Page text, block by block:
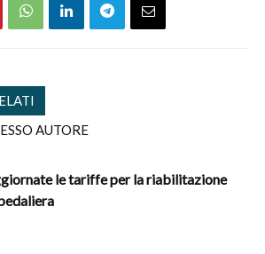
AUTORE
le tariffe per la riabilitazione